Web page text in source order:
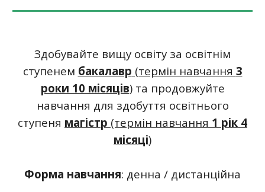
Здобувайте вищу освіту за освітнім
ступенем бакалавр (термін навчання 3
роки 10 місяців)та продовжуйте
навчання для здобуття освітнього
ступеня магістр (термін навчання 1 рік 4
місяці)
Форма навчання: денна / дистанційна